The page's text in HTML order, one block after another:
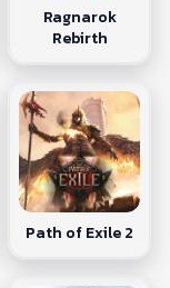
Ragnarok
Rebirth
Path of Exile 2